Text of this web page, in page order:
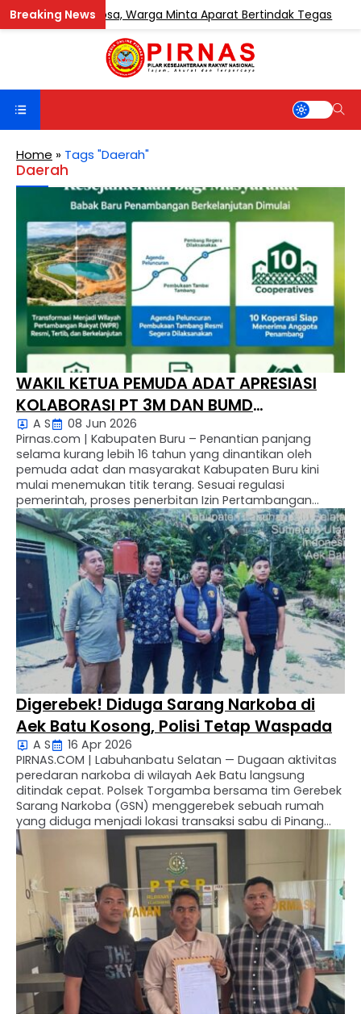
Sentosa, Warga Minta Aparat Bertindak Tegas
Home » Tags "Daerah"
Daerah
WAKIL KETUA PEMUDA ADAT APRESIASI
KOLABORASI PT 3M DAN BUMD
KABUPATEN BURU DALAM PENATAAN EKS
PETI GUNUNG BOTAK
A S
08 Jun 2026
Pirnas.com | Kabupaten Buru – Penantian panjang
selama kurang lebih 16 tahun yang dinantikan oleh
pemuda adat dan masyarakat Kabupaten Buru kini
mulai menemukan titik terang. Sesuai regulasi
pemerintah, proses penerbitan Izin Pertambangan
Rakyat (IPR) diawali melalui pembentukan koperasi.
Dalam hal ini, PT 3M sebagai afiliasi dari empat koperasi
produsen dikabarkan telah melengkapi seluruh
dokumen …
Digerebek! Diduga Sarang Narkoba di
Aek Batu Kosong, Polisi Tetap Waspada
A S
16 Apr 2026
PIRNAS.COM | Labuhanbatu Selatan — Dugaan aktivitas
peredaran narkoba di wilayah Aek Batu langsung
ditindak cepat. Polsek Torgamba bersama tim Gerebek
Sarang Narkoba (GSN) menggerebek sebuah rumah
yang diduga menjadi lokasi transaksi sabu di Pinang
Awan Cikampak I B, Kecamatan Torgamba, Kamis
(16/4/2026) sore. Penggerebekan ini dipicu laporan
warga yang resah dengan maraknya dugaan
penyalahgunaan …